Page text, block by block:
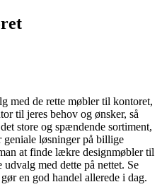
med de rette møbler til kontoret,
til jeres behov og ønsker, så
store og spændende sortiment,
geniale løsninger på billige
at finde lækre designmøbler til
med dette på nettet. Se
en god handel allerede i dag.